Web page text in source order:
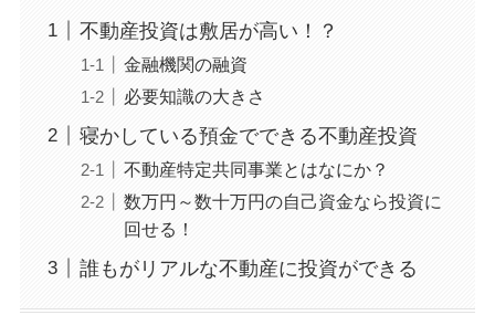
不動産投資は敷居が高い！？
金融機関の融資
必要知識の大きさ
寝かしている預金でできる不動産投資
不動産特定共同事業とはなにか？
数万円～数十万円の自己資金なら投資に
回せる！
誰もがリアルな不動産に投資ができる